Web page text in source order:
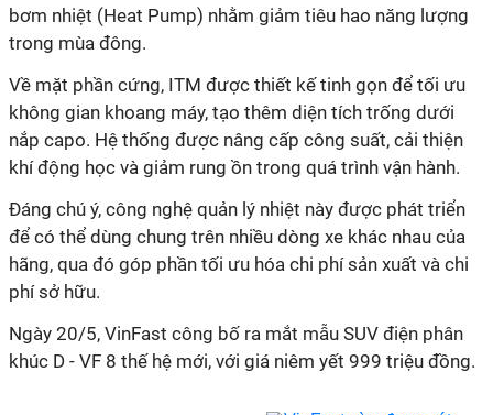
bơm nhiệt (Heat Pump) nhằm giảm tiêu hao năng lượng
trong mùa đông.
Về mặt phần cứng, ITM được thiết kế tinh gọn để tối ưu
không gian khoang máy, tạo thêm diện tích trống dưới
nắp capo. Hệ thống được nâng cấp công suất, cải thiện
khí động học và giảm rung ồn trong quá trình vận hành.
Đáng chú ý, công nghệ quản lý nhiệt này được phát triển
để có thể dùng chung trên nhiều dòng xe khác nhau của
hãng, qua đó góp phần tối ưu hóa chi phí sản xuất và chi
phí sở hữu.
Ngày 20/5, VinFast công bố ra mắt mẫu SUV điện phân
khúc D - VF 8 thế hệ mới, với giá niêm yết 999 triệu đồng.